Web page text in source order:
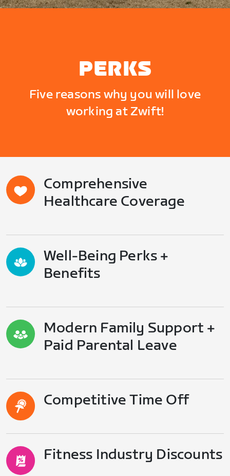
PERKS
Five reasons why you will love
working at Zwift!
Comprehensive
Healthcare Coverage
Well-Being Perks +
Benefits
Modern Family Support +
Paid Parental Leave
Competitive Time Off
Fitness Industry Discounts